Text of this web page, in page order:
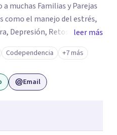
muchas Familias y Parejas
el manejo del estrés,
Depresión, Retos en la
entre otros. Cuento con
en el área de la Salud
contextos clínicos con
leer más
Codependencia +7 más
Email